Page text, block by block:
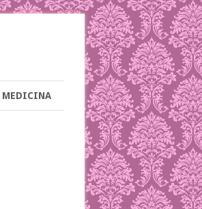
MEDICINA